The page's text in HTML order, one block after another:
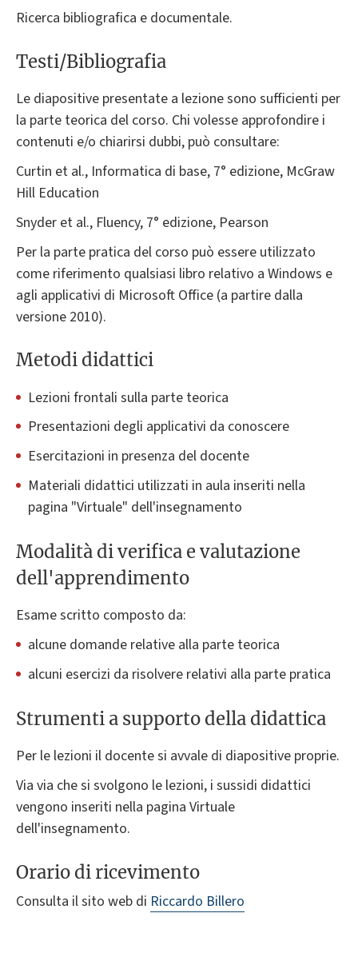
Ricerca bibliografica e documentale.
Testi/Bibliografia
Le diapositive presentate a lezione sono sufficienti per
la parte teorica del corso. Chi volesse approfondire i
contenuti e/o chiarirsi dubbi, può consultare:
Curtin et al., Informatica di base, 7° edizione, McGraw
Hill Education
Snyder et al., Fluency, 7° edizione, Pearson
Per la parte pratica del corso può essere utilizzato
come riferimento qualsiasi libro relativo a Windows e
agli applicativi di Microsoft Office (a partire dalla
versione 2010).
Metodi didattici
Lezioni frontali sulla parte teorica
Presentazioni degli applicativi da conoscere
Esercitazioni in presenza del docente
Materiali didattici utilizzati in aula inseriti nella
pagina "Virtuale" dell'insegnamento
Modalità di verifica e valutazione
dell'apprendimento
Esame scritto composto da:
alcune domande relative alla parte teorica
alcuni esercizi da risolvere relativi alla parte pratica
Strumenti a supporto della didattica
Per le lezioni il docente si avvale di diapositive proprie.
Via via che si svolgono le lezioni, i sussidi didattici
vengono inseriti nella pagina Virtuale
dell'insegnamento.
Orario di ricevimento
Consulta il sito web di Riccardo Billero